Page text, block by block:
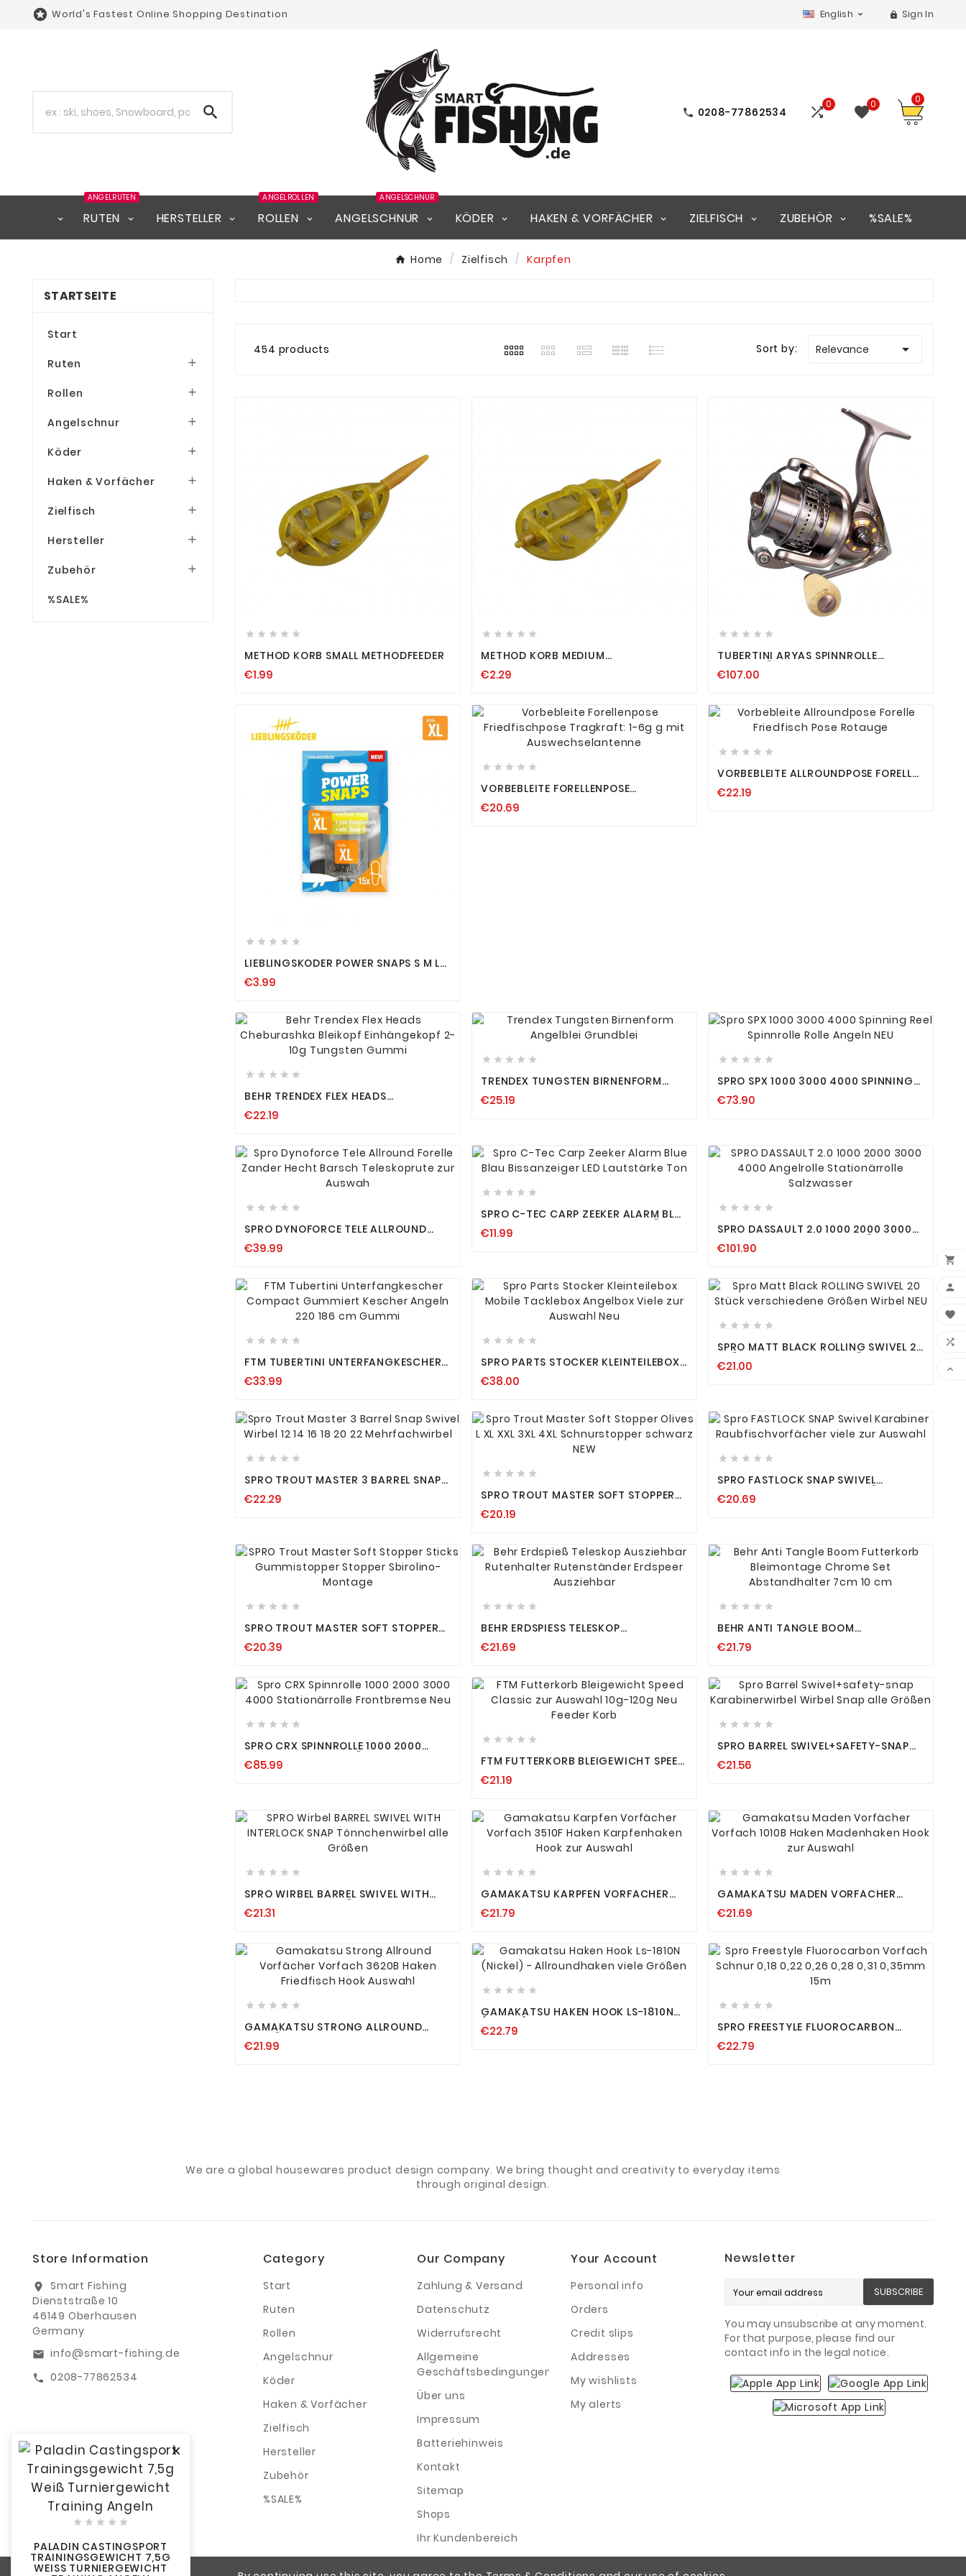

    
PALADIN CASTINGSPORT
TRAININGSGEWICHT 7,5G
WEISS TURNIERGEWICHT T
 World's Fastest Online Shopping Destination English   Sign In
  0208-77862534 0 0 0
RUTEN
ANGELRUTEN
HERSTELLER ROLLEN
ANGELROLLEN
ANGELSCHNUR
ANGELSCHNUR
KÖDER HAKEN & VORFÄCHER ZIELFISCH ZUBEHÖR %SALE%
Home Zielfisch Karpfen
STARTSEITE
Start
Ruten 
Rollen 
Angelschnur 
Köder 
Haken & Vorfächer 
Zielfisch 
Hersteller 
Zubehör 
%SALE%
454 products Sort by: Relevance 
    
METHOD KORB SMALL METHODFEEDER
€1.99
    
METHOD KORB MEDIUM
€2.29
 
    
TUBERTINI ARYAS SPINNROLLE
STATIONÄRROLLE FTM
€107.00
    
LIEBLINGSKÖDER POWER SNAPS S M L
BARSCH EINHÄNGER
€3.99
  
    
VORBEBLEITE FORELLENPOSE
MIT AUSWECHSELANTENNE
€20.69
  
    
VORBEBLEITE ALLROUNDPOSE FORELLE
€22.19
  
    
BEHR TRENDEX FLEX HEADS
EINHÄNGEKOPF 2-10G TUNGSTEN
€22.19
  
    
TRENDEX TUNGSTEN BIRNENFORM
€25.19
  
    
SPRO SPX 1000 3000 4000 SPINNING
€73.90
 
    
SPRO DYNOFORCE TELE ALLROUND
TELESKOPRUTE ZUR AUSWAH
€39.99
 
    
SPRO C-TEC CARP ZEEKER ALARM BLUE
BLAU BISSANZEIGER LED LAUTSTÄRKE
TON
€11.99

    
SPRO DASSAULT 2.0 1000 2000 3000
4000 ANGELROLLE STATIONÄRROLLE
SALZWASSER
€101.90
   
    
FTM TUBERTINI UNTERFANGKESCHER
ANGELN 220 186 CM GUMMI
€33.99

    
SPRO PARTS STOCKER KLEINTEILEBOX
ZUR AUSWAHL NEU
€38.00
   
    
SPRO MATT BLACK ROLLING SWIVEL 20
STÜCK VERSCHIEDENE GRÖSSEN W
IRBEL NEU
€21.00
   
    
SPRO TROUT MASTER 3 BARREL SNAP
MEHRFACHWIRBEL
€22.29
  
    
SPRO TROUT MASTER SOFT STOPPER
SCHNURSTOPPER SCHWARZ NEW
€20.19
  
    
SPRO FASTLOCK SNAP SWIVEL
KARABINER RAUBFISCHVORFÄCHER
VIELE ZUR AUSWAHL
€20.69
 
    
SPRO TROUT MASTER SOFT STOPPER
SBIROLINO-MONTAGE
€20.39

    
BEHR ERDSPIESS TELESKOP A
UTENSTÄNDER ERDSPEER A
€21.69
   
    
BEHR ANTI TANGLE BOOM
SET ABSTANDHALTER 7CM 10 CM
€21.79
 
    
SPRO CRX SPINNROLLE 1000 2000
3000 4000 STATIONÄRROLLE
FRONTBREMSE NEU
€85.99

    
FTM FUTTERKORB BLEIGEWICHT SPEED
FEEDER KORB
€21.19
   
    
SPRO BARREL SWIVEL+SAFETY-SNAP
GRÖSSEN
€21.56

    
SPRO WIRBEL BARREL SWIVEL WITH
INTERLOCK SNAP TÖNNCHENWIRBEL
ALLE GRÖSSEN
€21.31
 
    
GAMAKATSU KARPFEN VORFÄCHER
KARPFENHAKEN HOOK ZUR AUSWAHL
€21.79

    
GAMAKATSU MADEN VORFÄCHER
HOOK ZUR AUSWAHL
€21.69
  
    
GAMAKATSU STRONG ALLROUND
VORFÄCHER VORFACH 3620B HAKEN
FRIEDFISCH HOOK AUSWAHL
€21.99
  
    
GAMAKATSU HAKEN HOOK LS-1810N
(NICKEL) - ALLROUNDHAKEN VIELE
GRÖSSEN
€22.79
   
    
SPRO FREESTYLE FLUOROCARBON
0,31 0,35MM 15M
€22.79
We are a global housewares product design company. We bring thought and creativity to everyday items
through original design.
Store Information
location_on
Smart Fishing
Dienststraße 10
46149 Oberhausen
Germany
email info@smart-fishing.de
call 0208-77862534
Category
Start
Ruten
Rollen
Angelschnur
Köder
Haken & Vorfächer
Zielfisch
Hersteller
Zubehör
%SALE%
Our Company
Zahlung & Versand
Datenschutz
Widerrufsrecht
Allgemeine
Geschäftsbedingungen
Über uns
Impressum
Batteriehinweis
Kontakt
Sitemap
Shops
Ihr Kundenbereich
Your Account
Personal info
Orders
Credit slips
Addresses
My wishlists
My alerts
Newsletter
SUBSCRIBE
You may unsubscribe at any moment.
For that purpose, please find our
contact info in the legal notice.




